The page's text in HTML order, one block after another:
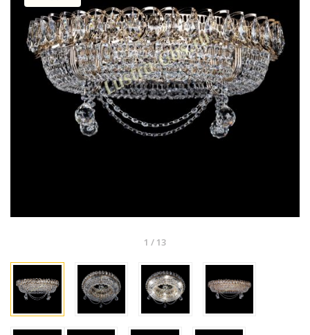
1 / 13